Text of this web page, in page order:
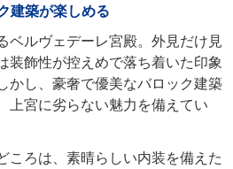
建築が楽しめる
ベルヴェデーレ宮殿。外見だけ見
装飾性が控えめで落ち着いた印象
かし、豪奢で優美なバロック建築
上宮に劣らない魅力を備えてい
ころは、素晴らしい内装を備えた